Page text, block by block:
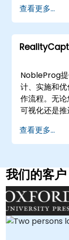
都会直接与
的采用并最
作伙伴，我
您的3D能力
查看更多...
NobleProg
计、实施和
作流程。无
可视化还是
的结果。 我
求。我们提
件中工作。
顾问会访问
与您会面，以
NobleProg
查看更多...
我们的客户